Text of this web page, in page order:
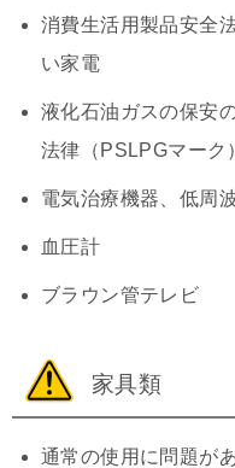
消費生活用製品安全
い家電
液化石油ガスの保安
法律（PSLPGマーク
電気治療機器、低周
血圧計
ブラウン管テレビ
家具類
通常の使用に問題が